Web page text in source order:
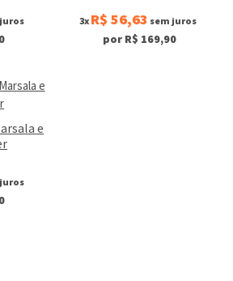
3x R$ 56,63 sem juros
por R$ 169,90
e